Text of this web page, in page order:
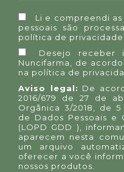
Li e compreendi
pessoais são
política de privacidade
Desejo receber
Nuncifarma, de
na política de
Aviso legal: De
2016/679 de 27 de
Orgânica 3/2018, de
de Dados Pessoais e
(LOPD GDD ),
aparecem nesta
um arquivo
oferecer a você
nossos produtos.